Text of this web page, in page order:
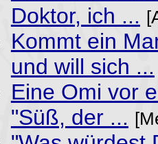
Doktor, ich ...
Kommt ein
und will sich ...
Eine Omi vor
"Süß, der ...